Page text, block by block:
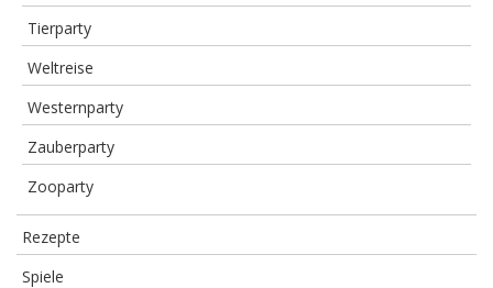
Tierparty
Weltreise
Westernparty
Zauberparty
Zooparty
Rezepte
Spiele